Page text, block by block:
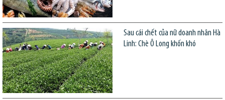
Sau cái chết của nữ doanh nhân Hà
Linh: Chè Ô Long khốn khó